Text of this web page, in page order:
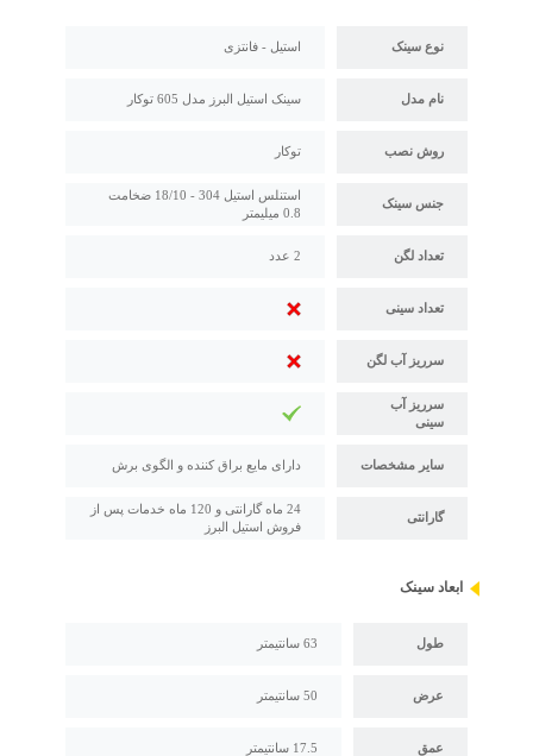
نوع سینک استیل - فانتزی
نام مدل سینک استیل البرز مدل 605 توکار
روش نصب توکار
جنس سینک
استنلس استیل 304 - 18/10 ضخامت
0.8 میلیمتر
تعداد لگن 2 عدد
تعداد سینی
سرریز آب لگن
سرریز آب
سینی
سایر مشخصات دارای مایع براق کننده و الگوی برش
گارانتی
24 ماه گارانتی و 120 ماه خدمات پس از
فروش استیل البرز
ابعاد سینک
طول 63 سانتیمتر
عرض 50 سانتیمتر
عمق 17.5 سانتیمتر